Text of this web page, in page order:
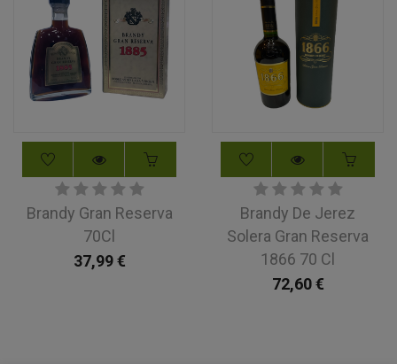
Brandy Gran Reserva
70Cl
37,99€
Brandy De Jerez
Solera Gran Reserva
1866 70 Cl
72,60€